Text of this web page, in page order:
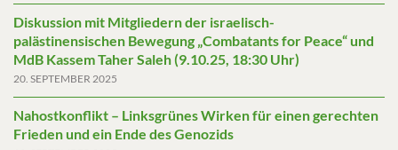
Diskussion mit Mitgliedern der israelisch-
palästinensischen Bewegung „Combatants for Peace“ und
MdB Kassem Taher Saleh (9.10.25, 18:30 Uhr)
20. SEPTEMBER 2025
Nahostkonflikt – Linksgrünes Wirken für einen gerechten
Frieden und ein Ende des Genozids